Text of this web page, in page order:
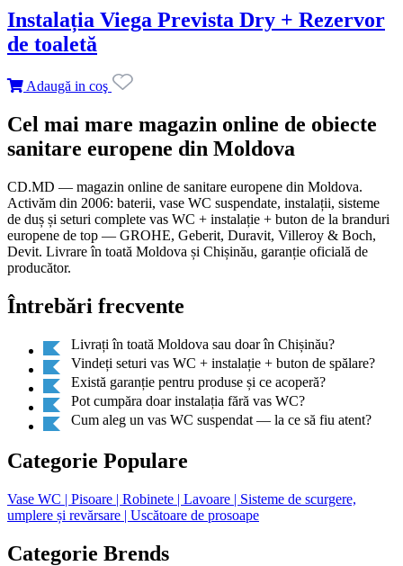
Instalația Viega Prevista Dry + Rezervor
de toaletă
Adaugă in coş
Cel mai mare magazin online de obiecte
sanitare europene din Moldova
CD.MD — magazin online de sanitare europene din Moldova.
Activăm din 2006: baterii, vase WC suspendate, instalații, sisteme
de duș și seturi complete vas WC + instalație + buton de la branduri
europene de top — GROHE, Geberit, Duravit, Villeroy & Boch,
Devit. Livrare în toată Moldova și Chișinău, garanție oficială de
producător.
Întrebări frecvente
Livrați în toată Moldova sau doar în Chișinău?
Vindeți seturi vas WC + instalație + buton de spălare?
Există garanție pentru produse și ce acoperă?
Pot cumpăra doar instalația fără vas WC?
Cum aleg un vas WC suspendat — la ce să fiu atent?
Categorie Populare
Vase WC | Pisoare | Robinete | Lavoare | Sisteme de scurgere,
umplere și revărsare | Uscătoare de prosoape
Categorie Brends